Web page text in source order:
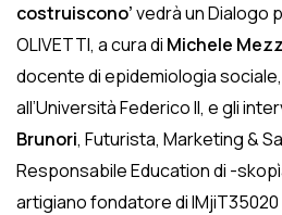
costruiscono’vedrà un Dialogo
OLIVETTI, a cura di Michele
docente di epidemiologia
all’Università Federico II, e gli
Brunori, Futurista, Marketing &
Responsabile Education di -
artigiano fondatore di IMjiT35020